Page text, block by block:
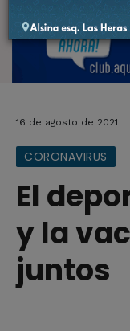
16 de agosto de 2021
CORONAVIRUS
El
y la
juntos